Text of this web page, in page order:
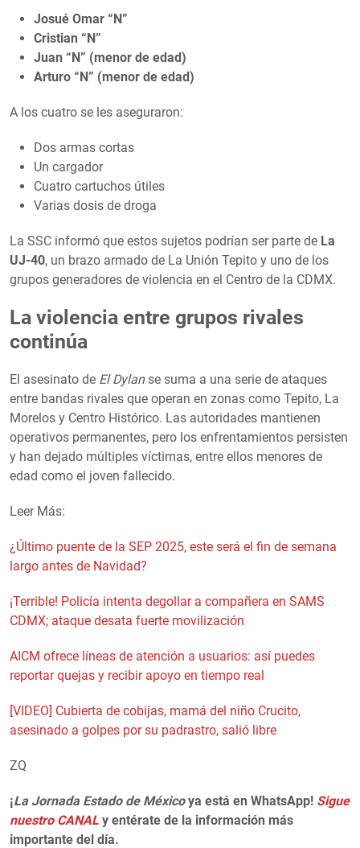
Josué Omar “N”
Cristian “N”
Juan “N” (menor de edad)
Arturo “N” (menor de edad)
A los cuatro se les aseguraron:
Dos armas cortas
Un cargador
Cuatro cartuchos útiles
Varias dosis de droga
La SSC informó que estos sujetos podrían ser parte de La
UJ-40, un brazo armado de La Unión Tepito y uno de los
grupos generadores de violencia en el Centro de la CDMX.
La violencia entre grupos rivales
continúa
El asesinato de El Dylanse suma a una serie de ataques
entre bandas rivales que operan en zonas como Tepito, La
Morelos y Centro Histórico. Las autoridades mantienen
operativos permanentes, pero los enfrentamientos persisten
y han dejado múltiples víctimas, entre ellos menores de
edad como el joven fallecido.
Leer Más:
¿Último puente de la SEP 2025, este será el fin de semana
largo antes de Navidad?
¡Terrible! Policía intenta degollar a compañera en SAMS
CDMX; ataque desata fuerte movilización
AICM ofrece líneas de atención a usuarios: así puedes
reportar quejas y recibir apoyo en tiempo real
[VIDEO] Cubierta de cobijas, mamá del niño Crucito,
asesinado a golpes por su padrastro, salió libre
ZQ
¡La Jornada Estado de Méxicoya está en WhatsApp! Sigue
nuestro CANAL y entérate de la información más
importante del día.